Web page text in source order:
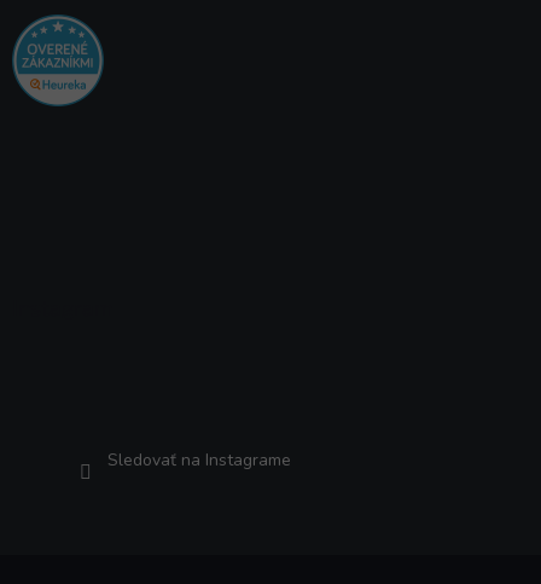
Sledovať na Instagrame